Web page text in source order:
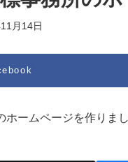
月14日
ームページを作りまし